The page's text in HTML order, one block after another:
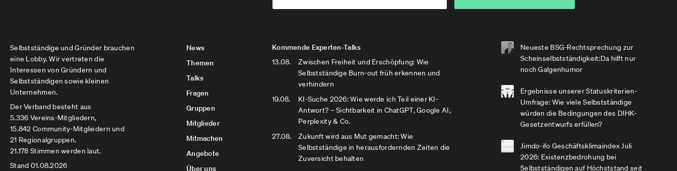
Selbstständige und Gründer brauchen
eine Lobby. Wir vertreten die
Interessen von Gründern und
Selbstständigen sowie kleinen
Unternehmen.
Der Verband besteht aus
5.336 Vereins-Mitgliedern,
15.842 Community-Mitgliedern und
21 Regionalgruppen.
21.178 Stimmen werden laut.
Stand 01.08.2026
News
Themen
Talks
Fragen
Gruppen
Mitglieder
Mitmachen
Angebote
Über uns
Kommende Experten-Talks
13.08.
Zwischen Freiheit und Erschöpfung: Wie
Selbstständige Burn-out früh erkennen und
verhindern
19.08.
KI-Suche 2026: Wie werde ich Teil einer KI-
Antwort? – Sichtbarkeit in ChatGPT, Google AI,
Perplexity & Co.
27.08.
Zukunft wird aus Mut gemacht: Wie
Selbstständige in herausfordernden Zeiten die
Zuversicht behalten
Neueste BSG-Rechtsprechung zur
Scheinselbstständigkeit:Da hilft nur
noch Galgenhumor
Ergebnisse unserer Statuskriterien-
Umfrage: Wie viele Selbstständige
würden die Bedingungen des DIHK-
Gesetzentwurfs erfüllen?
Jimdo-ifo Geschäftsklimaindex Juli
2026: Existenzbedrohung bei
Selbstständigen auf Höchststand seit